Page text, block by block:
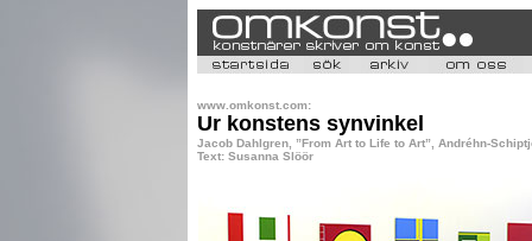
www.omkonst.com:
Ur konstens synvinkel
Jacob Dahlgren, ”From Art to Life to Art”, Andréhn-
Text: Susanna Slöör